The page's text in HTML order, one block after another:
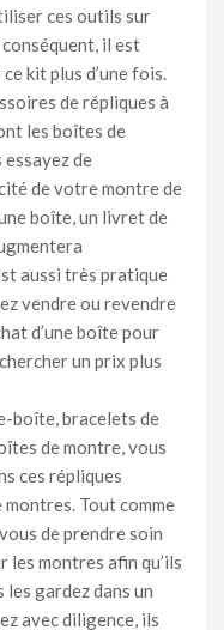
ces outils sur
il est
kit plus d’une fois.
de répliques à
les boîtes de
de
de votre montre de
boîte, un livret de
aussi très pratique
vendre ou revendre
d’une boîte pour
un prix plus
boîte, bracelets de
de montre, vous
ces répliques
montres. Tout comme
de prendre soin
les montres afin qu’ils
les gardez dans un
avec diligence, ils